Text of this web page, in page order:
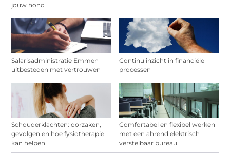
jouw hond
Salarisadministratie Emmen
uitbesteden met vertrouwen
Continu inzicht in financiële
processen
Schouderklachten: oorzaken,
gevolgen en hoe fysiotherapie
kan helpen
Comfortabel en flexibel werken
met een ahrend elektrisch
verstelbaar bureau